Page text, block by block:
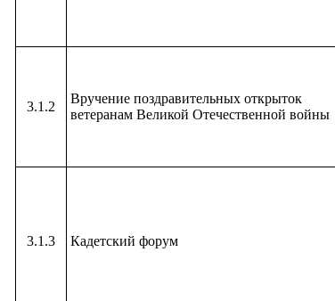
3.1.2
Вручение поздравительных открыток
ветеранам Великой Отечественной войны
3.1.3 Кадетский форум